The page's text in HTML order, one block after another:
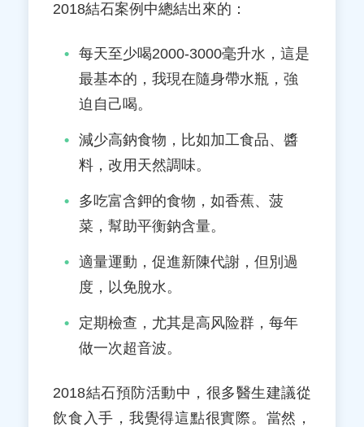
2018結石案例中總結出來的：
每天至少喝2000-3000毫升水，這是
最基本的，我現在隨身帶水瓶，強
迫自己喝。
減少高鈉食物，比如加工食品、醬
料，改用天然調味。
多吃富含鉀的食物，如香蕉、菠
菜，幫助平衡鈉含量。
適量運動，促進新陳代謝，但別過
度，以免脫水。
定期檢查，尤其是高风险群，每年
做一次超音波。
2018結石預防活動中，很多醫生建議從
飲食入手，我覺得這點很實際。當然，